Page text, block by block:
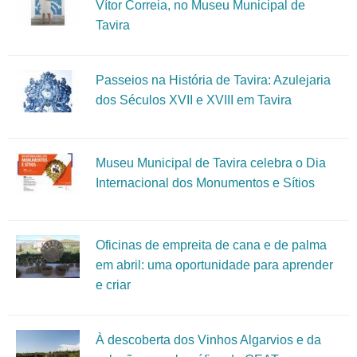
Vítor Correia, no Museu Municipal de
Tavira
Passeios na História de Tavira: Azulejaria
dos Séculos XVII e XVIII em Tavira
Museu Municipal de Tavira celebra o Dia
Internacional dos Monumentos e Sítios
Oficinas de empreita de cana e de palma
em abril: uma oportunidade para aprender
e criar
À descoberta dos Vinhos Algarvios e da